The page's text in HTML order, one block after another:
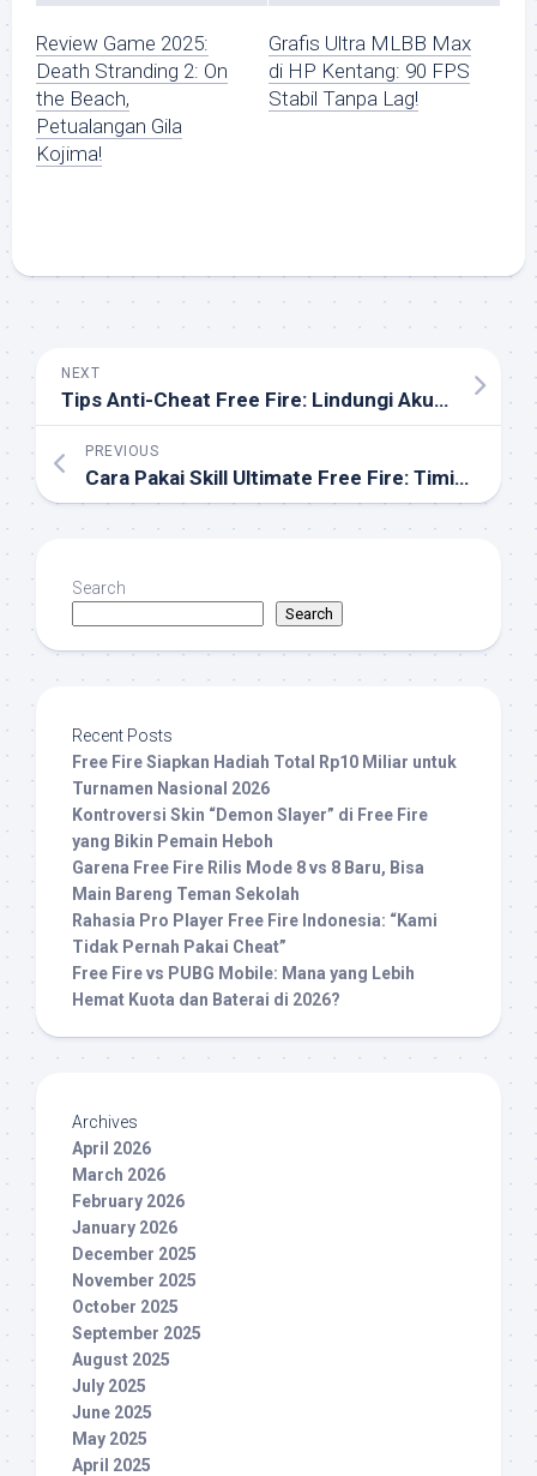
Review Game 2025:
Death Stranding 2: On
the Beach,
Petualangan Gila
Kojima!
Grafis Ultra MLBB Max
di HP Kentang: 90 FPS
Stabil Tanpa Lag!
NEXT
Tips Anti-Cheat Free Fire: Lindungi Akun dari Hacker 2025
PREVIOUS
Cara Pakai Skill Ultimate Free Fire: Timing yang Bikin Musuh Panik
Search
Search
Recent Posts
Free Fire Siapkan Hadiah Total Rp10 Miliar untuk
Turnamen Nasional 2026
Kontroversi Skin “Demon Slayer” di Free Fire
yang Bikin Pemain Heboh
Garena Free Fire Rilis Mode 8 vs 8 Baru, Bisa
Main Bareng Teman Sekolah
Rahasia Pro Player Free Fire Indonesia: “Kami
Tidak Pernah Pakai Cheat”
Free Fire vs PUBG Mobile: Mana yang Lebih
Hemat Kuota dan Baterai di 2026?
Archives
April 2026
March 2026
February 2026
January 2026
December 2025
November 2025
October 2025
September 2025
August 2025
July 2025
June 2025
May 2025
April 2025